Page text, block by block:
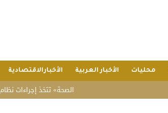
محليات الأخبار العربية الأخبارالاقتصادية
«الصحة» تتخذ إجراءات